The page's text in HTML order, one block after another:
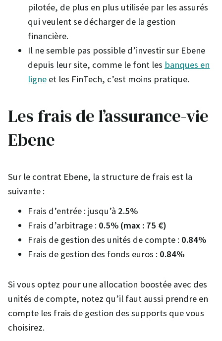
pilotée, de plus en plus utilisée par les assurés
qui veulent se décharger de la gestion
financière.
Il ne semble pas possible d’investir sur Ebene
depuis leur site, comme le font les banques en
ligne et les FinTech, c’est moins pratique.
Les frais de l’assurance-vie
Ebene
Sur le contrat Ebene, la structure de frais est la
suivante :
Frais d’entrée : jusqu’à 2.5%
Frais d’arbitrage : 0.5% (max : 75 €)
Frais de gestion des unités de compte : 0.84%
Frais de gestion des fonds euros : 0.84%
Si vous optez pour une allocation boostée avec des
unités de compte, notez qu’il faut aussi prendre en
compte les frais de gestion des supports que vous
choisirez.